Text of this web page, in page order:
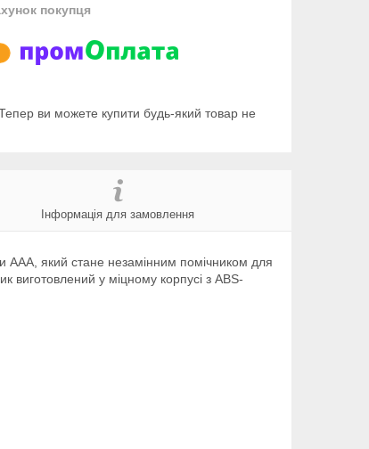
покупця
ви можете купити будь-який товар не
Інформація для замовлення
ААА, який стане незамінним помічником для
виготовлений у міцному корпусі з ABS-